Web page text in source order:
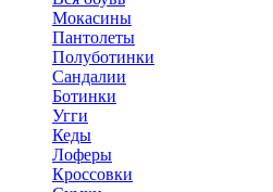
Мокасины
Пантолеты
Полуботинки
Сандалии
Ботинки
Угги
Кеды
Лоферы
Кроссовки